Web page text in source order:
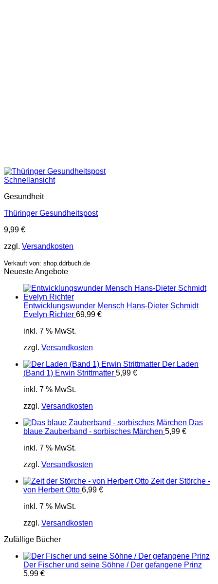
Schnellansicht
Gesundheit
Thüringer Gesundheitspost
9,99 €
zzgl. Versandkosten
Verkauft von: shop.ddrbuch.de
Neueste Angebote
Entwicklungswunder Mensch Hans-Dieter Schmidt
Evelyn Richter 69,99 €
inkl. 7 % MwSt.
zzgl. Versandkosten
Der Laden
(Band 1) Erwin Strittmatter 5,99 €
inkl. 7 % MwSt.
zzgl. Versandkosten
Das
blaue Zauberband - sorbisches Märchen 5,99 €
inkl. 7 % MwSt.
zzgl. Versandkosten
Zeit der Störche -
von Herbert Otto 6,99 €
inkl. 7 % MwSt.
zzgl. Versandkosten
Zufällige Bücher
Der Fischer und seine Söhne / Der gefangene Prinz
5,99 €